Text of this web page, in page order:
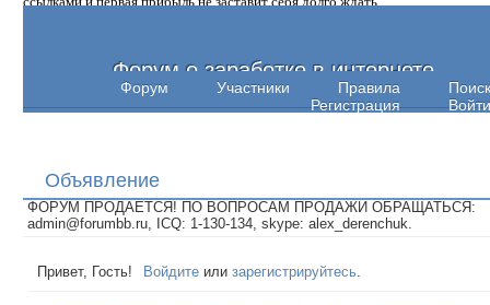
Форум о заработке в интернете
Форум Участники Правила
Поиск
Регистрация
Войти
Объявление
ФОРУМ ПРОДАЕТСЯ! ПО ВОПРОСАМ ПРОДАЖИ ОБРАЩАТЬСЯ:
admin@forumbb.ru, ICQ: 1-130-134, skype: alex_derenchuk.
Привет, Гость! Войдите илизарегистрируйтесь